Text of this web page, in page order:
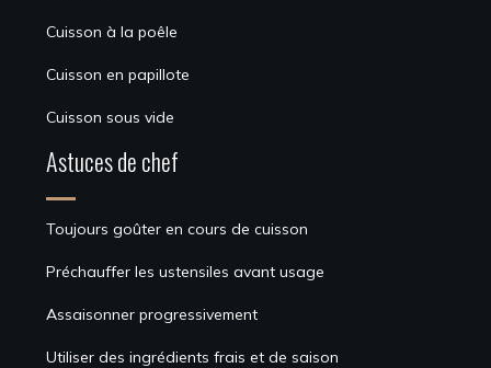
Cuisson à la poêle
Cuisson en papillote
Cuisson sous vide
Astuces de chef
Toujours goûter en cours de cuisson
Préchauffer les ustensiles avant usage
Assaisonner progressivement
Utiliser des ingrédients frais et de saison